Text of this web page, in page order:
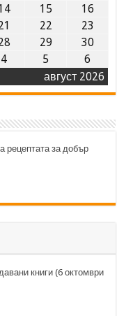
август 2026
15
16
22
23
29
30
4 5 6
рецептата за добър
книги (6 октомври